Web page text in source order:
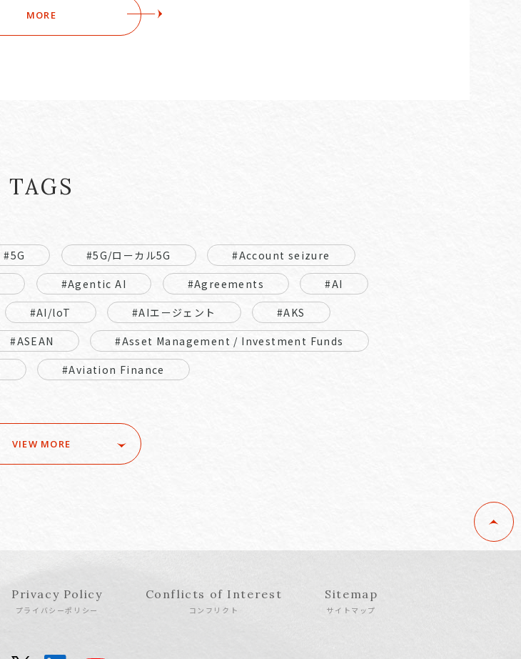
MORE
TAGS
#5G #5G/ローカル5G
#Account seizure
#Agentic AI #Agreements
#AI
#AI/loT #AIエージェント
#AKS
#ASEAN
#Asset Management / Investment Funds
#Aviation Finance
VIEW MORE
Privacy Policy
プライバシーポリシー
Conflicts of Interest
コンフリクト
Sitemap
サイトマップ